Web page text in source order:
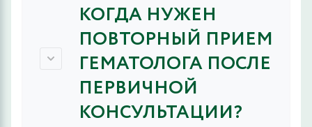
КОГДА НУЖЕН
ПОВТОРНЫЙ ПРИЕМ
ГЕМАТОЛОГА ПОСЛЕ
ПЕРВИЧНОЙ
КОНСУЛЬТАЦИИ?